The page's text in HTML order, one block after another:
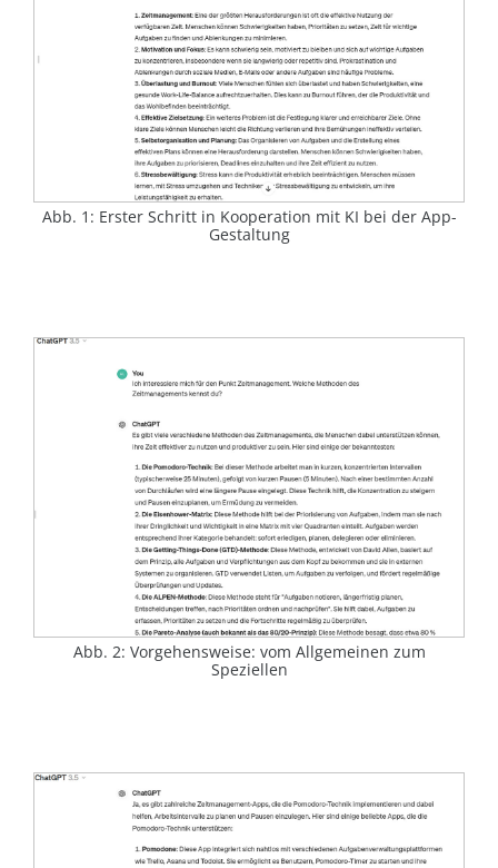
Abb. 1: Erster Schritt in Kooperation mit KI bei der App-
Gestaltung
Abb. 2: Vorgehensweise: vom Allgemeinen zum
Speziellen